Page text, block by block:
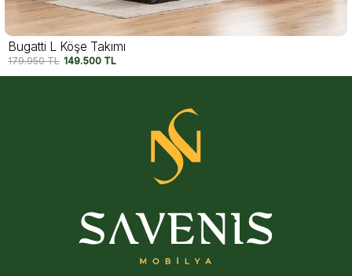
Ares L Köşe Takımı
179.500TL 147.750TL